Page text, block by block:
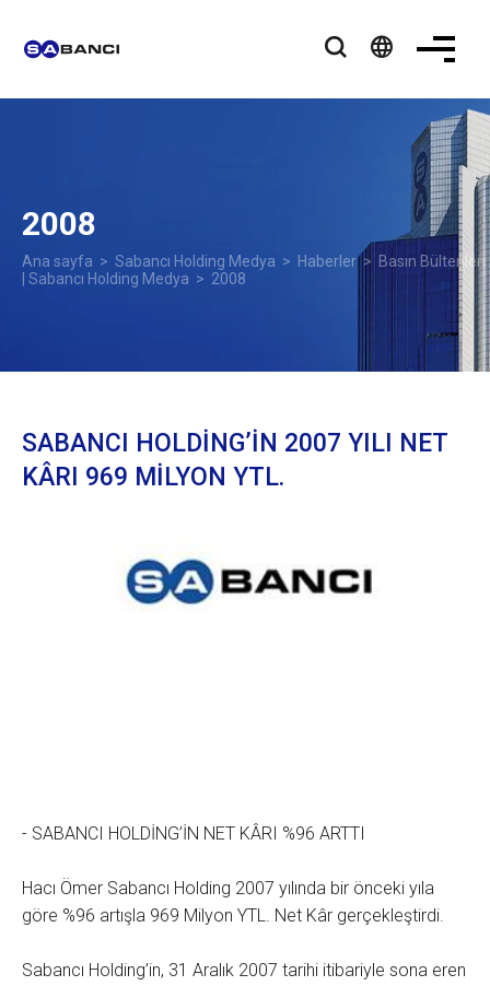
language
2008
Ana sayfa > Sabancı Holding Medya > Haberler> Basın Bültenleri
| Sabancı Holding Medya > 2008
SABANCI HOLDİNG’İN 2007 YILI NET
KÂRI 969 MİLYON YTL.
- SABANCI HOLDİNG’İN NET KÂRI %96 ARTTI
Hacı Ömer Sabancı Holding 2007 yılında bir önceki yıla
göre %96 artışla 969 Milyon YTL. Net Kâr gerçekleştirdi.
Sabancı Holding’in, 31 Aralık 2007 tarihi itibariyle sona eren